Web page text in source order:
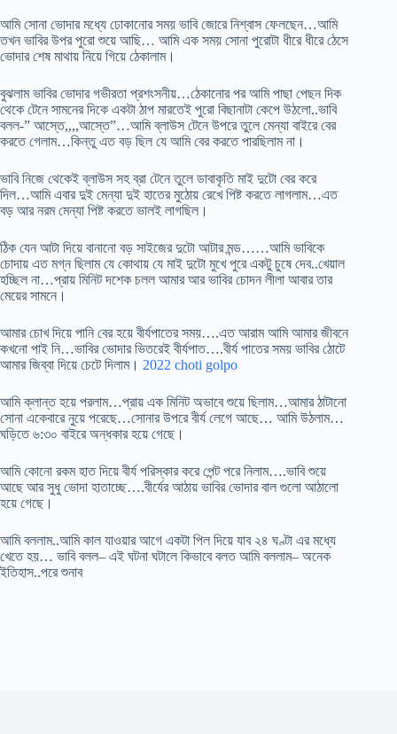
আমি সোনা ভোদার মধ্যে ঢোকানোর সময় ভাবি জোরে নিশ্বাস ফেলছেন…আমি
তখন ভাবির উপর পুরো শুয়ে আছি… আমি এক সময় সোনা পুরোটা ধীরে ধীরে ঠেসে
ভোদার শেষ মাথায় নিয়ে গিয়ে ঠেকালাম।
বুঝলাম ভাবির ভোদার গভীরতা প্রশংসনীয়…ঠেকানোর পর আমি পাছা পেছন দিক
থেকে টেনে সামনের দিকে একটা ঠাপ মারতেই পুরো বিছানাটা কেপে উঠলো..ভাবি
বলল-” আস্তে,,,,আস্তে”…আমি ব্লাউস টেনে উপরে তুলে মেন্যা বাইরে বের
করতে গেলাম…কিন্তু এত বড় ছিল যে আমি বের করতে পারছিলাম না।
ভাবি নিজে থেকেই ব্লাউস সহ ব্রা টেনে তুলে ডাবাকৃতি মাই দুটো বের করে
দিল…আমি এবার দুই মেন্যা দুই হাতের মুঠোয় রেখে পিষ্ট করতে লাগলাম…এত
বড় আর নরম মেন্যা পিষ্ট করতে ভালই লাগছিল।
ঠিক যেন আটা দিয়ে বানানো বড় সাইজের দুটো আটার মন্ড……আমি ভাবিকে
চোদায় এত মগ্ন ছিলাম যে কোথায় যে মাই দুটো মুখে পুরে একটু চুষে দেব..খেয়াল
হচ্ছিল না…প্রায় মিনিট দশেক চলল আমার আর ভাবির চোদন লীলা আবার তার
মেয়ের সামনে।
আমার চোখ দিয়ে পানি বের হয়ে বীর্যপাতের সময়….এত আরাম আমি আমার জীবনে
কখনো পাই নি…ভাবির ভোদার ভিতরেই বীর্যপাত….বীর্য পাতের সময় ভাবির ঠোটে
আমার জিব্বা দিয়ে চেটে দিলাম। 2022 choti golpo
আমি ক্লান্ত হয়ে পরলাম…প্রায় এক মিনিট অভাবে শুয়ে ছিলাম…আমার ঠাটানো
সোনা একেবারে নুয়ে পরেছে…সোনার উপরে বীর্য লেগে আছে… আমি উঠলাম…
ঘড়িতে ৬:৩০ বাইরে অন্ধকার হয়ে গেছে।
আমি কোনো রকম হাত দিয়ে বীর্য পরিস্কার করে পেন্ট পরে নিলাম….ভাবি শুয়ে
আছে আর সুধু ভোদা হাতাচ্ছে….বীর্যের আঠায় ভাবির ভোদার বাল গুলো আঠালো
হয়ে গেছে।
আমি বললাম..আমি কাল যাওয়ার আগে একটা পিল দিয়ে যাব ২৪ ঘণ্টা এর মধ্যে
খেতে হয়… ভাবি বলল– এই ঘটনা ঘটালে কিভাবে বলত আমি বললাম– অনেক
ইতিহাস..পরে শুনাব